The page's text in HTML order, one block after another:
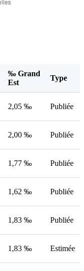
‰ Grand
Est
Type
2,05 ‰ Publiée
2,00 ‰ Publiée
1,77 ‰ Publiée
1,62 ‰ Publiée
1,83 ‰ Publiée
1,83 ‰ Estimée